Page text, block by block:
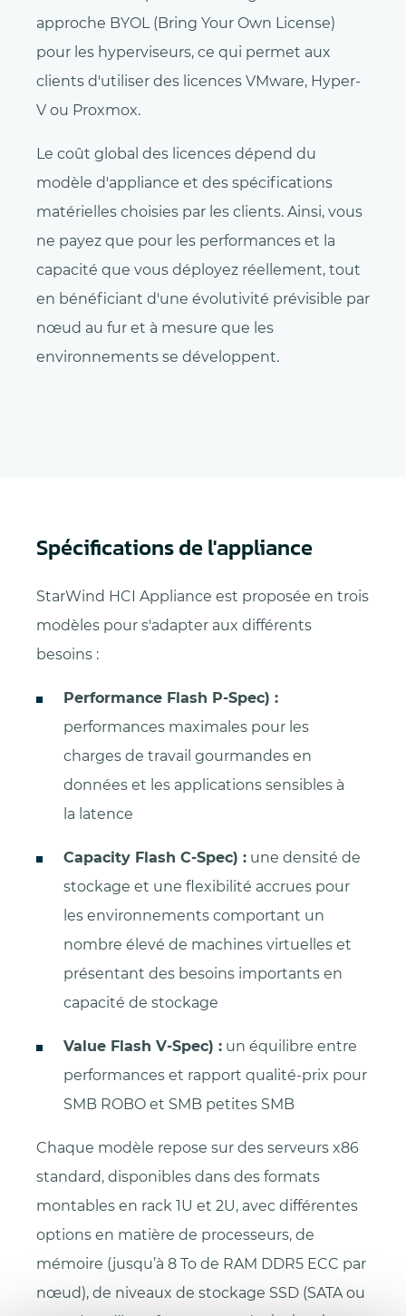
approche BYOL (Bring Your Own License)
pour les hyperviseurs, ce qui permet aux
clients d'utiliser des licences VMware, Hyper-
V ou Proxmox.
Le coût global des licences dépend du
modèle d'appliance et des spécifications
matérielles choisies par les clients. Ainsi, vous
ne payez que pour les performances et la
capacité que vous déployez réellement, tout
en bénéficiant d'une évolutivité prévisible par
nœud au fur et à mesure que les
environnements se développent.
Spécifications de l'appliance
StarWind HCI Appliance est proposée en trois
modèles pour s'adapter aux différents
besoins :
Performance Flash P-Spec) :
performances maximales pour les
charges de travail gourmandes en
données et les applications sensibles à
la latence
Capacity Flash C-Spec) : une densité de
stockage et une flexibilité accrues pour
les environnements comportant un
nombre élevé de machines virtuelles et
présentant des besoins importants en
capacité de stockage
Value Flash V-Spec) : un équilibre entre
performances et rapport qualité-prix pour
SMB ROBO et SMB petites SMB
Chaque modèle repose sur des serveurs x86
standard, disponibles dans des formats
montables en rack 1U et 2U, avec différentes
options en matière de processeurs, de
mémoire (jusqu’à 8 To de RAM DDR5 ECC par
nœud), de niveaux de stockage SSD (SATA ou